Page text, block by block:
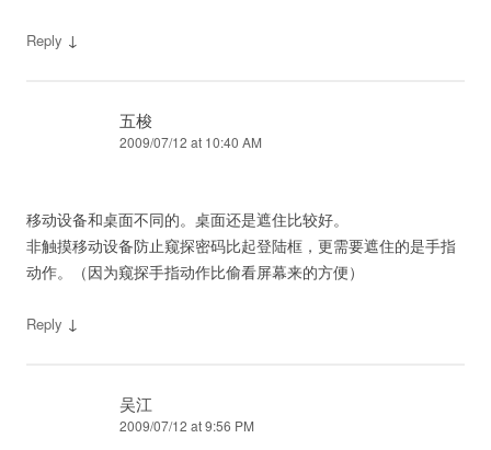
Reply ↓
五梭
2009/07/12 at 10:40 AM
移动设备和桌面不同的。桌面还是遮住比较好。
非触摸移动设备防止窥探密码比起登陆框，更需要遮住的是手指
动作。（因为窥探手指动作比偷看屏幕来的方便）
Reply ↓
吴江
2009/07/12 at 9:56 PM